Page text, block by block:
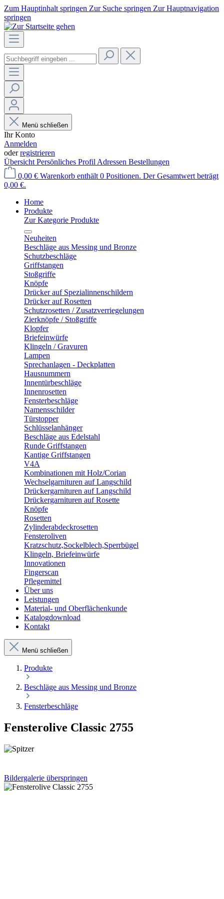
Zum Hauptinhalt springen Zur Suche springen Zur Hauptnavigation
springen
Menü schließen
Ihr Konto
Anmelden
oderregistrieren
Übersicht Persönliches Profil Adressen Bestellungen
0,00 € Warenkorb enthält 0 Positionen. Der Gesamtwert beträgt
0,00 €.
Home
Produkte
Zur Kategorie Produkte
Neuheiten
Beschläge aus Messing und Bronze
Schutzbeschläge
Griffstangen
Stoßgriffe
Knöpfe
Drücker auf Spezialinnenschildern
Drücker auf Rosetten
Schutzrosetten / Zusatzverriegelungen
Zierknöpfe / Stoßgriffe
Klopfer
Briefeinwürfe
Klingeln / Gravuren
Lampen
Sprechanlagen - Deckplatten
Hausnummern
Innentürbeschläge
Innenrosetten
Fensterbeschläge
Namensschilder
Türstopper
Schlüsselanhänger
Beschläge aus Edelstahl
Runde Griffstangen
Kantige Griffstangen
V4A
Kombinationen mit Holz/Corian
Wechselgarnituren auf Langschild
Drückergarnituren auf Langschild
Drückergarnituren auf Rosette
Knöpfe
Rosetten
Zylinderabdeckrosetten
Fensteroliven
Kratzschutz,Sockelblech,Sperrbügel
Klingeln, Briefeinwürfe
Innovationen
Fingerscan
Pflegemittel
Über uns
Leistungen
Material- und Oberflächenkunde
Katalogdownload
Kontakt
Menü schließen
Produkte
Beschläge aus Messing und Bronze
Fensterbeschläge
Fensterolive Classic 2755
Bildergalerie überspringen